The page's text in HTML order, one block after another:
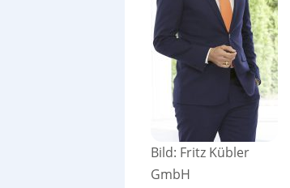
Bild: Fritz Kübler
GmbH